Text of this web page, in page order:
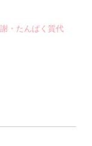
・たんぱく質代